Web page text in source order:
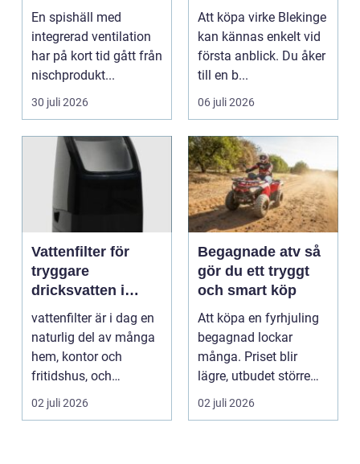
moderna kök
En spishäll med
integrerad ventilation
har på kort tid gått från
nischprodukt...
30 juli 2026
byggprojekt
Att köpa virke Blekinge
kan kännas enkelt vid
första anblick. Du åker
till en b...
06 juli 2026
Vattenfilter för
tryggare
dricksvatten i
vardagen
vattenfilter är i dag en
naturlig del av många
hem, kontor och
fritidshus, och
intresset ökar för va...
02 juli 2026
Begagnade atv så
gör du ett tryggt
och smart köp
Att köpa en fyrhjuling
begagnad lockar
många. Priset blir
lägre, utbudet större
och du kan ofta få e...
02 juli 2026